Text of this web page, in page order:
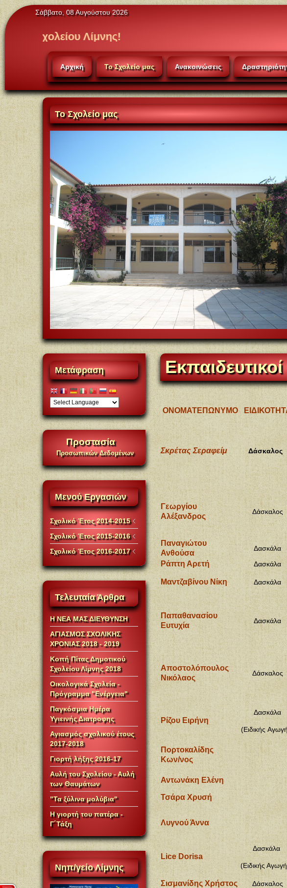
Σάββατο, 08 Αυγούστου 2026
Λίμνης!
Αρχική Το Σχολείο μας Ανακοινώσεις
ΤοΣχολείο μας
ΟΝΟΜΑΤΕΠΩΝΥΜΟ
Σκρέτας Σεραφείμ Δάσκαλος
Γεωργίου
Αλέξανδρος
Δάσκαλος
Παναγιώτου
Ανθούσα
Δασκάλα
Ράπτη Αρετή Δασκάλα
Μαντζαβίνου Νίκη Δασκάλα
Παπαθανασίου
Ευτυχία
Δασκάλα
Αποστολόπουλος
Νικόλαος
Δάσκαλος
Ρίζου Ειρήνη
Δασκάλα
(Ειδικής
Πορτοκαλίδης
Κων/νος
Αντωνάκη Ελένη
Τσάρα Χρυσή
Λυγνού Άννα
Lice Dorisa
Δασκάλα
(Ειδικής
Σισμανίδης Χρήστος Δάσκαλος
Μετάφραση
Προστασία
Προσωπικών Δεδομένων
ΜενούΕργασιών
Σχολικό Έτος 2014-2015
Σχολικό Έτος 2015-2016
Σχολικό Έτος 2016-2017
ΤελευταίαΆρθρα
Η ΝΕΑ ΜΑΣ ΔΙΕΥΘΥΝΣΗ
ΑΓΙΑΣΜΟΣ ΣΧΟΛΙΚΗΣ
ΧΡΟΝΙΑΣ 2018 - 2019
Κοπή Πίτας Δημοτικού
Σχολείου Λίμνης 2018
Οικολογικά Σχολεία -
Πρόγραμμα "Ενέργεια"
Παγκόσμια Ημέρα
Υγιεινής Διατροφης
Αγιασμός σχολικού έτους
2017-2018
Γιορτή λήξης 2016-17
Αυλή του Σχολείου - Αυλή
των Θαυμάτων
"Τα ξύλινα μολύβια"
Η γιορτή του πατέρα -
Γ΄Τάξη
Νηπ/γείοΛίμνης